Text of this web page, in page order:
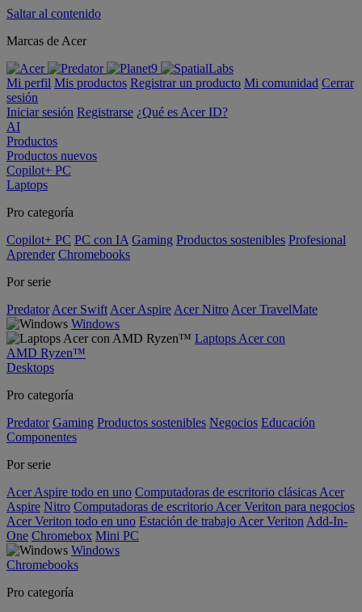
Saltar al contenido
Marcas de Acer
Mi perfil Mis productos Registrar un producto Mi comunidad Cerrar
sesión
Iniciar sesión Registrarse ¿Qué es Acer ID?
AI
Productos
Productos nuevos
Copilot+ PC
Laptops
Pro categoría
Copilot+ PC PC con IA Gaming Productos sostenibles Profesional
Aprender Chromebooks
Por serie
Predator Acer Swift Acer Aspire Acer Nitro Acer TravelMate
Windows
Laptops Acer con
AMD Ryzen™
Desktops
Pro categoría
Predator Gaming Productos sostenibles Negocios Educación
Componentes
Por serie
Acer Aspire todo en uno Computadoras de escritorio clásicas Acer
Aspire Nitro Computadoras de escritorio Acer Veriton para negocios
Acer Veriton todo en uno Estación de trabajo Acer Veriton Add-In-
One Chromebox Mini PC
Windows
Chromebooks
Pro categoría